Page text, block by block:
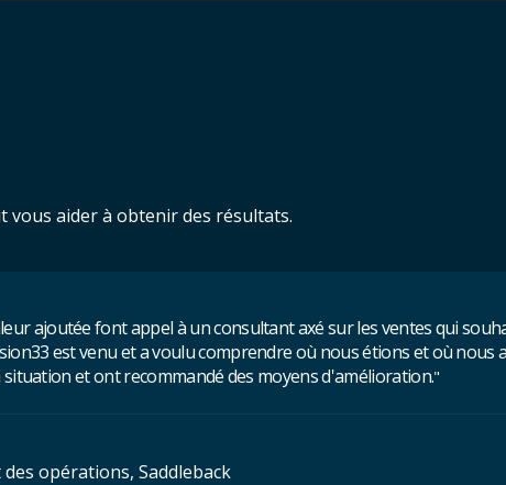
vous aider à obtenir des résultats.
ajoutée font appel à un consultant axé sur les ventes qui
est venu et a voulu comprendre où nous étions et où
et ont recommandé des moyens d'amélioration."
opérations, Saddleback